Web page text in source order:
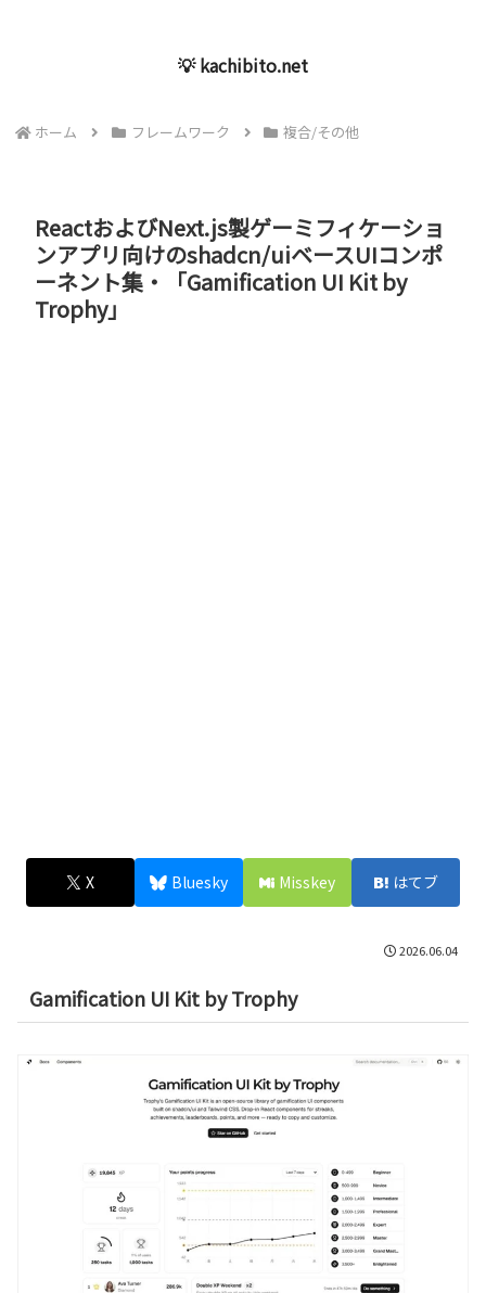
💡 kachibito.net
ホーム フレームワーク 複合/その他
ReactおよびNext.js製ゲーミフィケーショ
ンアプリ向けのshadcn/uiベースUIコンポ
ーネント集・「Gamification UI Kit by
Trophy」
X Bluesky Misskey はてブ
2026.06.04
Gamification UI Kit by Trophy